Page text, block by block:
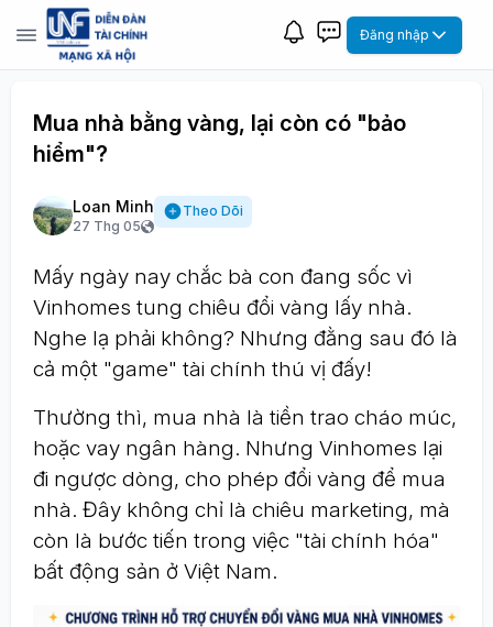
Đăng nhập
Mua nhà bằng vàng, lại còn có "bảo
hiểm"?
Loan Minh
27 Thg 05
Theo Dõi
Mấy ngày nay chắc bà con đang sốc vì
Vinhomes tung chiêu đổi vàng lấy nhà.
Nghe lạ phải không? Nhưng đằng sau đó là
cả một "game" tài chính thú vị đấy!
Thường thì, mua nhà là tiền trao cháo múc,
hoặc vay ngân hàng. Nhưng Vinhomes lại
đi ngược dòng, cho phép đổi vàng để mua
nhà. Đây không chỉ là chiêu marketing, mà
còn là bước tiến trong việc "tài chính hóa"
bất động sản ở Việt Nam.